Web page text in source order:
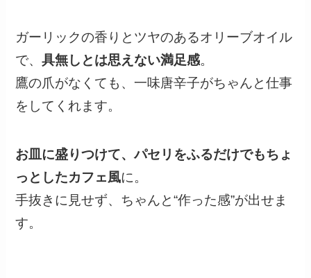
ガーリックの香りとツヤのあるオリーブオイル
で、具無しとは思えない満足感。
鷹の爪がなくても、一味唐辛子がちゃんと仕事
をしてくれます。
お皿に盛りつけて、パセリをふるだけでもちょ
っとしたカフェ風に。
手抜きに見せず、ちゃんと“作った感”が出せま
す。